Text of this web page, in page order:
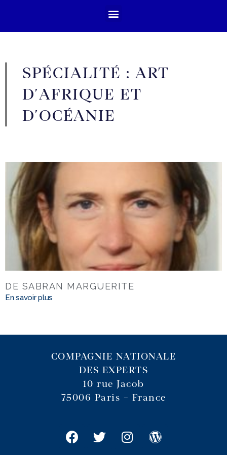
SPÉCIALITÉ : ART
D'AFRIQUE ET
D'OCÉANIE
DE SABRAN MARGUERITE
En savoir plus
COMPAGNIE NATIONALE
DES EXPERTS
10 rue Jacob
75006 Paris – France